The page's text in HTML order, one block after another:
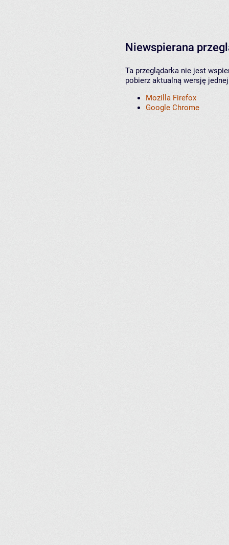
Niewspierana
Ta przeglądarka nie jest
pobierz aktualną wersję
Mozilla Firefox
Google Chrome